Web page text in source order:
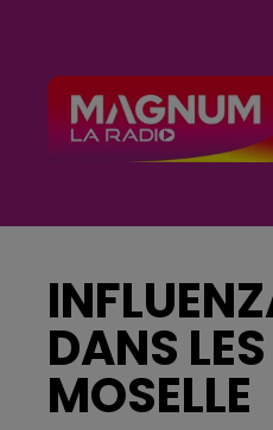
DANS
MOSELLE